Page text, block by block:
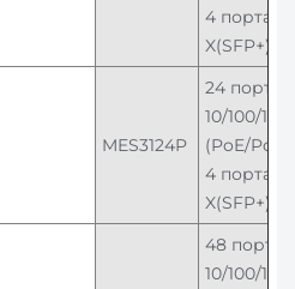
4 порта
X(SFP+)
MES3124P
24 порта
10/100/
(PoE/
4 порта
X(SFP+)
48 портов
10/100/